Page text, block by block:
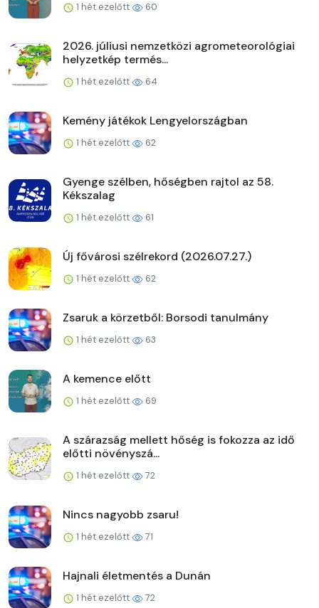
1 hét ezelőtt 60
2026. júliusi nemzetközi agrometeorológiai
helyzetkép termés...
1 hét ezelőtt 64
Kemény játékok Lengyelországban
1 hét ezelőtt 62
Gyenge szélben, hőségben rajtol az 58.
Kékszalag
1 hét ezelőtt 61
Új fővárosi szélrekord (2026.07.27.)
1 hét ezelőtt 62
Zsaruk a körzetből: Borsodi tanulmány
1 hét ezelőtt 63
A kemence előtt
1 hét ezelőtt 69
A szárazság mellett hőség is fokozza az idő
előtti növényszá...
1 hét ezelőtt 72
Nincs nagyobb zsaru!
1 hét ezelőtt 71
Hajnali életmentés a Dunán
1 hét ezelőtt 72